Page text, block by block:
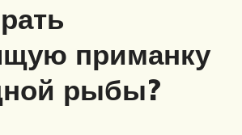
приманку
рыбы?